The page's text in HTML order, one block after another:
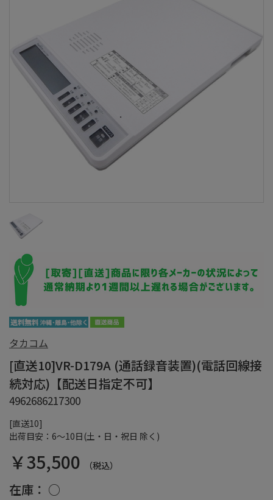
[直送10]
出荷目安：6～10日(土・日・祝日 除く)
タカコム
[直送10]VR-D179A (通話録音装置)(電話回線接
続対応)【配送日指定不可】
4962686217300
￥35,500 （税込）
在庫： ○